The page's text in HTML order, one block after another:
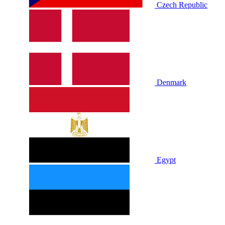
Czech Republic
Denmark
Egypt